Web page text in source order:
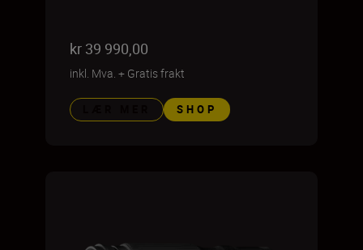
kr 39 990,00
inkl. Mva. + Gratis frakt
SHOP